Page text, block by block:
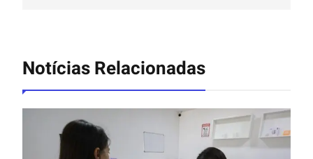
Notícias Relacionadas